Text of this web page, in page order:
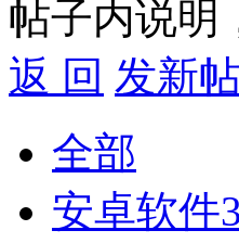
帖子内说明
返 回 发新帖
全部
安卓软件